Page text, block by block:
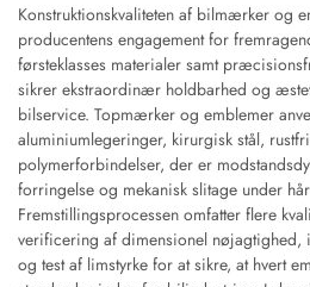
Konstruktionskvaliteten af bilmærker og
producentens engagement for
førsteklasses materialer samt
sikrer ekstraordinær holdbarhed og
bilservice. Topmærker og emblemer
aluminiumlegeringer, kirurgisk stål,
polymerforbindelser, der er
forringelse og mekanisk slitage under
Fremstillingsprocessen omfatter flere
verificering af dimensionel nøjagtighed,
og test af limstyrke for at sikre, at hvert